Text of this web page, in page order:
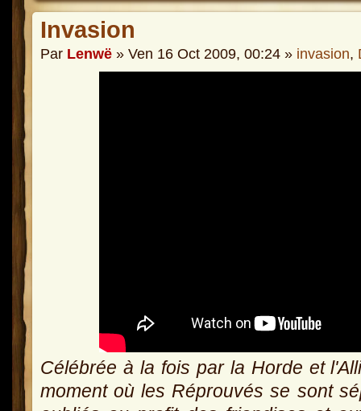
Invasion
Par Lenwë » Ven 16 Oct 2009, 00:24 » invasion,
Célébrée à la fois par la Horde et
moment où les Réprouvés se sont